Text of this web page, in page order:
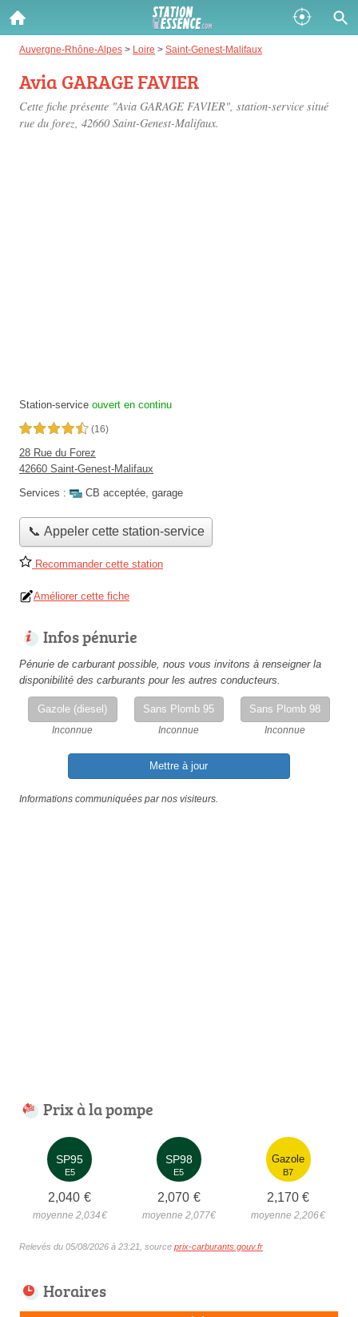
Auvergne-Rhône-Alpes > Loire > Saint-Genest-Malifaux
Avia GARAGE FAVIER
Cette fiche présente "Avia GARAGE FAVIER", station-service situé
rue du forez, 42660 Saint-Genest-Malifaux.
Station-service ouvert en continu
4,5 étoiles sur 5 (16)
28 Rue du Forez
42660 Saint-Genest-Malifaux
Services :
CB acceptée, garage
📞 Appeler cette station-service
Recommander cette station
Améliorer cette fiche
Infos pénurie
Pénurie de carburant possible, nous vous invitons à renseigner la
disponibilité des carburants pour les autres conducteurs.
Gazole (diesel)
Inconnue
Sans Plomb 95
Inconnue
Sans Plomb 98
Inconnue
Mettre à jour
Informations communiquées par nos visiteurs.
Prix à la pompe
SP95
E5
2,040 €
moyenne 2,034€
SP98
E5
2,070 €
moyenne 2,077€
Gazole
B7
2,170 €
moyenne 2,206€
Relevés du 05/08/2026 à 23:21, source prix-carburants.gouv.fr
Horaires
Gazole :
Disponible
SP 98 :